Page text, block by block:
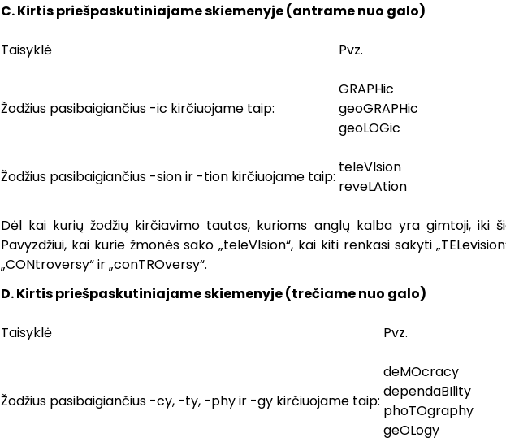
C. Kirtis priešpaskutiniajame skiemenyje (antrame nuo galo)
Taisyklė Pvz.
Žodžius pasibaigiančius -ic kirčiuojame taip:
GRAPHic
geoGRAPHic
geoLOGic
Žodžius pasibaigiančius -sion ir -tion kirčiuojame taip:
teleVIsion
reveLAtion
Dėl kai kurių žodžių kirčiavimo tautos, kurioms anglų kalba yra gimtoji, iki
Pavyzdžiui, kai kurie žmonės sako „teleVIsion“, kai kiti renkasi sakyti
„CONtroversy“ ir „conTROversy“.
D. Kirtis priešpaskutiniajame skiemenyje (trečiame nuo galo)
Taisyklė Pvz.
Žodžius pasibaigiančius -cy, -ty, -phy ir -gy kirčiuojame taip:
deMOcracy
dependaBIlity
phoTOgraphy
geOLogy